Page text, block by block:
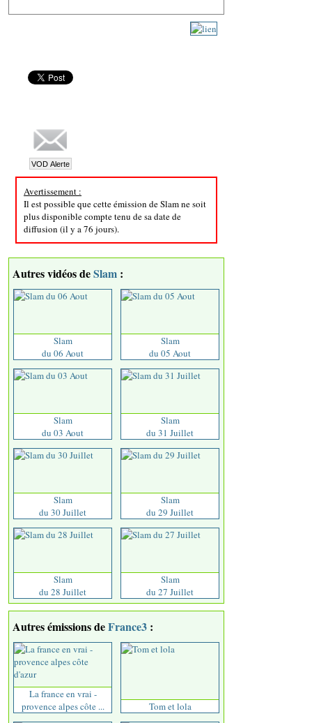
Avertissement :
Il est possible que cette émission de Slam ne soit
plus disponible compte tenu de sa date de
diffusion (il y a 76 jours).
Autres vidéos deSlam :
Slam
du 06 Aout
Slam
du 05 Aout
Slam
du 03 Aout
Slam
du 31 Juillet
Slam
du 30 Juillet
Slam
du 29 Juillet
Slam
du 28 Juillet
Slam
du 27 Juillet
Autres émissions deFrance3 :
La france en vrai -
provence alpes côte ...
Tom et lola